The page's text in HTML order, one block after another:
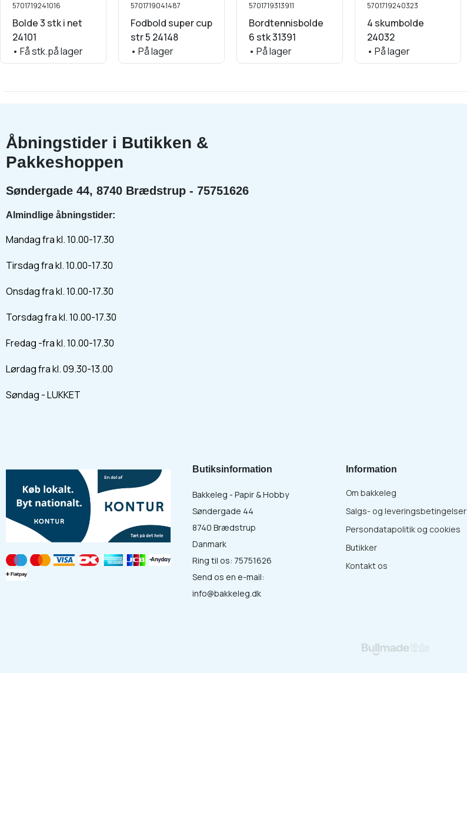
5701719241016
Bolde 3 stk i net
24101
• Få stk.på lager
5701719041487
Fodbold super cup
str 5 24148
• På lager
5701719313911
Bordtennisbolde
6 stk 31391
• På lager
5701719240323
4 skumbolde
24032
• På lager
Åbningstider i Butikken &
Pakkeshoppen
Søndergade 44, 8740 Brædstrup - 75751626
Almindlige åbningstider:
Mandag fra kl. 10.00-17.30
Tirsdag fra kl. 10.00-17.30
Onsdag fra kl. 10.00-17.30
Torsdag fra kl. 10.00-17.30
Fredag -fra kl. 10.00-17.30
Lørdag fra kl. 09.30-13.00
Søndag - LUKKET
Butiksinformation
Bakkeleg - Papir & Hobby
Søndergade 44
8740 Brædstrup
Danmark
Ring til os: 75751626
Send os en e-mail:
info@bakkeleg.dk
Information
Om bakkeleg
Salgs- og leveringsbetingelser
Persondatapolitik og cookies
Butikker
Kontakt os